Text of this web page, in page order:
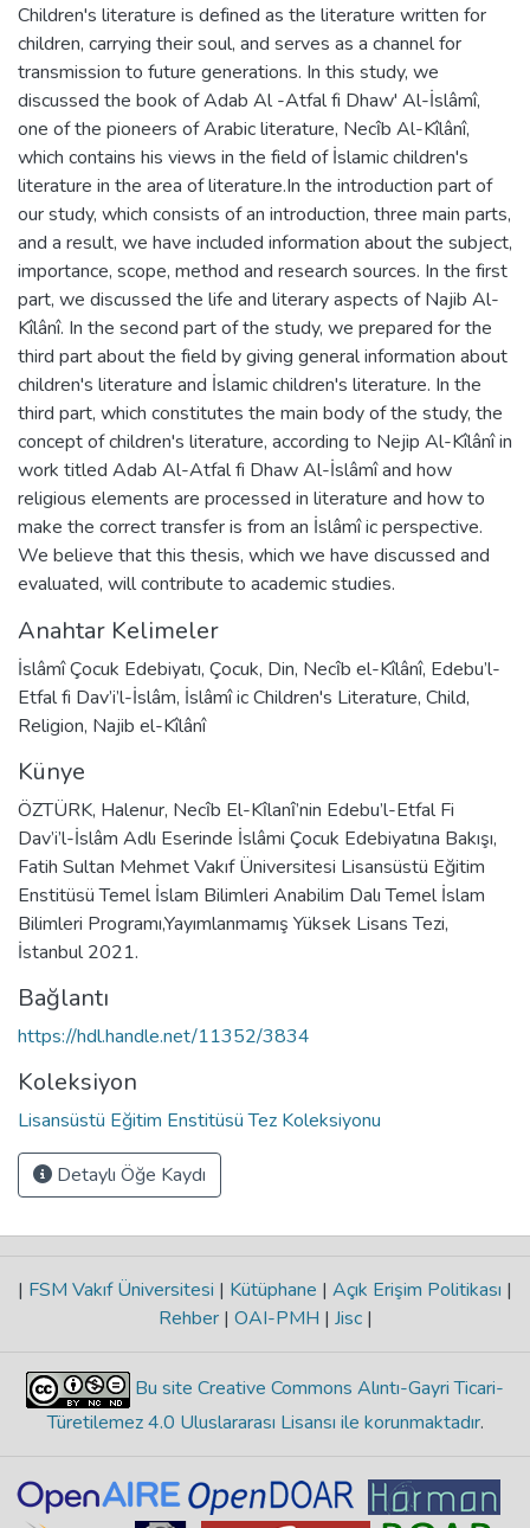
Children's literature is defined as the literature written for
children, carrying their soul, and serves as a channel for
transmission to future generations. In this study, we
discussed the book of Adab Al -Atfal fi Dhaw' Al-İslâmî,
one of the pioneers of Arabic literature, Necı̂b Al-Kîlânî,
which contains his views in the field of İslamic children's
literature in the area of literature.In the introduction part of
our study, which consists of an introduction, three main parts,
and a result, we have included information about the subject,
importance, scope, method and research sources. In the first
part, we discussed the life and literary aspects of Najib Al-
Kîlânî. In the second part of the study, we prepared for the
third part about the field by giving general information about
children's literature and İslamic children's literature. In the
third part, which constitutes the main body of the study, the
concept of children's literature, according to Nejip Al-Kîlânî in
work titled Adab Al-Atfal fi Dhaw Al-İslâmî and how
religious elements are processed in literature and how to
make the correct transfer is from an İslâmî ic perspective.
We believe that this thesis, which we have discussed and
evaluated, will contribute to academic studies.
Anahtar Kelimeler
İslâmî Çocuk Edebiyatı, Çocuk, Din, Necı̂b el-Kîlânî, Edebu’l-
Etfal fi Dav’i’l-İslâm, İslâmî ic Children's Literature, Child,
Religion, Najib el-Kîlânî
Künye
ÖZTÜRK, Halenur, Necı̂b El-Kı̂lanı̂’nin Edebu’l-Etfal Fi
Dav’i’l-İslâm Adlı Eserinde İslâmi Çocuk Edebiyatına Bakışı,
Fatih Sultan Mehmet Vakıf Üniversitesi Lisansüstü Eğitim
Enstitüsü Temel İslam Bilimleri Anabilim Dalı Temel İslam
Bilimleri Programı,Yayımlanmamış Yüksek Lisans Tezi,
İstanbul 2021.
Bağlantı
https://hdl.handle.net/11352/3834
Koleksiyon
Lisansüstü Eğitim Enstitüsü Tez Koleksiyonu
Detaylı Öğe Kaydı
| FSM Vakıf Üniversitesi | Kütüphane | Açık Erişim Politikası |
Rehber | OAI-PMH | Jisc |
Bu site Creative Commons Alıntı-Gayri Ticari-
Türetilemez 4.0 Uluslararası Lisansı ile korunmaktadır.